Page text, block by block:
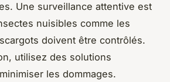
Une surveillance attentive est
nuisibles comme les
doivent être contrôlés.
utilisez des solutions
les dommages.